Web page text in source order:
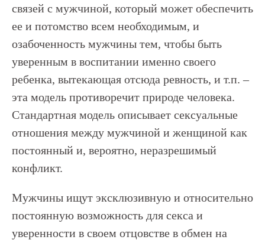
связей с мужчиной, который может обеспечить
ее и потомство всем необходимым, и
озабоченность мужчины тем, чтобы быть
уверенным в воспитании именно своего
ребенка, вытекающая отсюда ревность, и т.п. –
эта модель противоречит природе человека.
Стандартная модель описывает сексуальные
отношения между мужчиной и женщиной как
постоянный и, вероятно, неразрешимый
конфликт.
Мужчины ищут эксклюзивную и относительно
постоянную возможность для секса и
уверенности в своем отцовстве в обмен на